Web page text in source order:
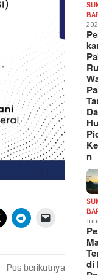
Pos berikutnya
n
di